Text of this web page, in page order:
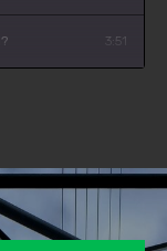
3:51
2:15
2:06